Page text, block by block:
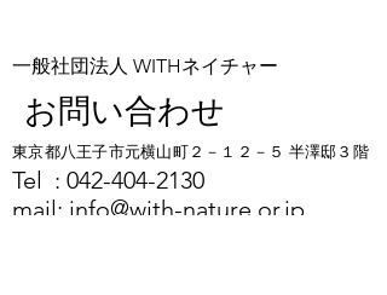
一般社団法人 WITHネイチャー
お問い合わせ
東京都八王子市元横山町２－１２－５ 半澤邸３階
​​Tel : 042-404-2130
mail: info@with-nature.or.jp